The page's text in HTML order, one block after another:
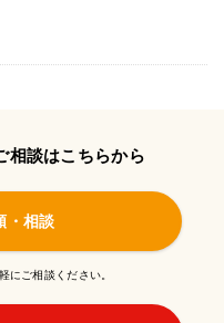
相談はこちらから
・相談
にご相談ください。